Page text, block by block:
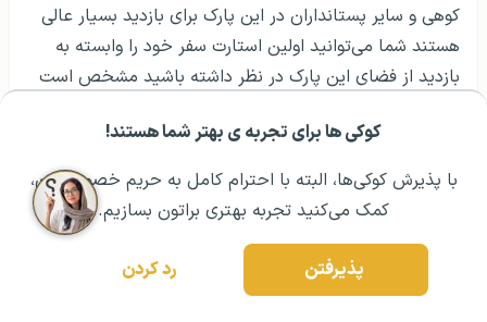
کوکی ها برای تجربه ی بهتر شما هستند!
با پذیرش کوکی‌ها، البته با احترام کامل به حریم خصوصیتون،
کمک می‌کنید تجربه بهتری براتون بسازیم.
پذیرفتن رد کردن
مشــاوره اولیه رایگان: ۰۲۱ ۴۳۰۰۰ ۰۲۱ رزرو مشاوره تخصصی
کوهی و سایر پستانداران در این پارک برای بازدید بسیار عالی
هستند شما می‌توانید اولین استارت سفر خود را وابسته به
بازدید از فضای این پارک در نظر داشته باشید مشخص است
است.حقیقت اینکه بازدید از پارک ملی کران که در بخش
شمالی کشور توگو قرار دارد نیز شرایط بسیار ویژه‌ای ایجاد
می‌کند این پارک زیاد برای حفاظت از ذخایر جنگلی کران تهیه
شده است. در این منطقه دشت‌های وسیع و باتلاق‌های
خاصی دیده می‌شود جنگل‌های خاص و درختچه‌های بسیار
زیبایی دارد در این منطقه گونه‌های پستانداران زیادی وجود